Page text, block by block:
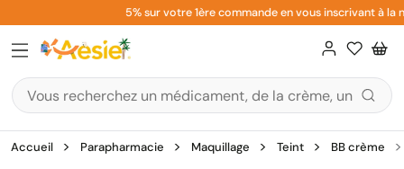
au
contenu
5% sur votre 1ère commande en vous inscrivant à la
Accueil Parapharmacie Maquillage Teint BB crème